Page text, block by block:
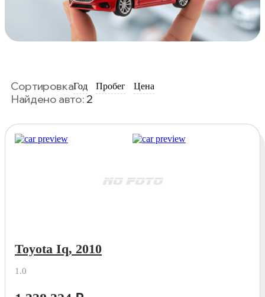
СортировкаГод Пробег Цена
Найдено авто: 2
Toyota Iq, 2010
1.0